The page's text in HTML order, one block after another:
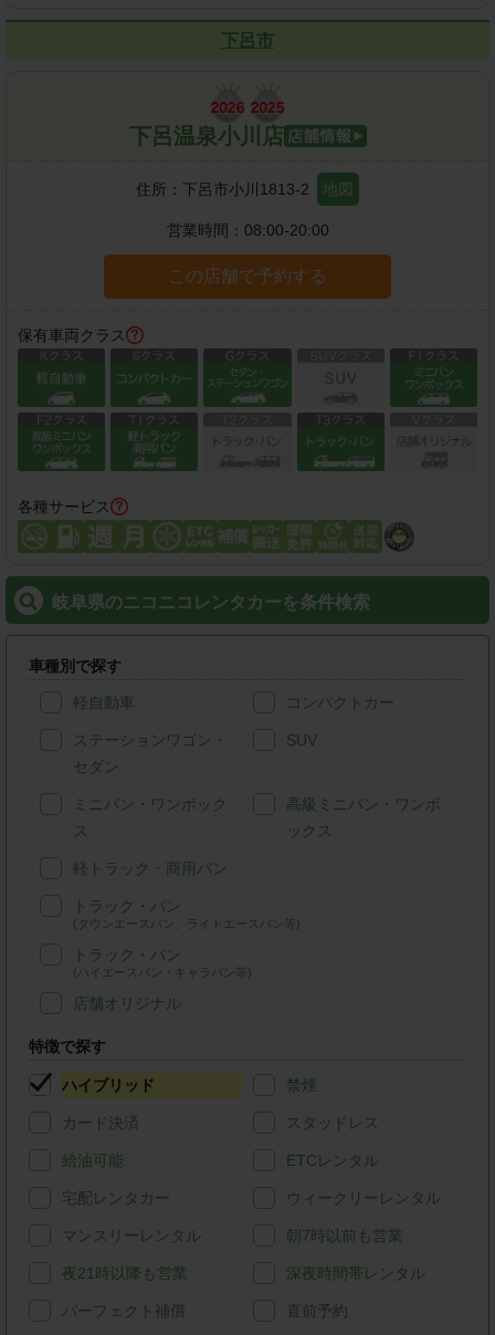
下呂市
下呂温泉小川店
住所： 下呂市小川1813-2 地図
営業時間： 08:00-20:00
この店舗で予約する
保有車両クラス
各種サービス
岐阜県のニコニコレンタカーを条件検索
車種別で探す
軽自動車 コンパクトカー
ステーションワゴン・
セダン
SUV
ミニバン・ワンボック
ス
高級ミニバン・ワンボ
ックス
軽トラック・商用バン
トラック・バン
(タウンエースバン、ライトエースバン等)
トラック・バン
(ハイエースバン・キャラバン等)
店舗オリジナル
特徴で探す
ハイブリッド 禁煙
カード決済 スタッドレス
給油可能 ETCレンタル
宅配レンタカー ウィークリーレンタル
マンスリーレンタル 朝7時以前も営業
夜21時以降も営業 深夜時間帯レンタル
パーフェクト補償 直前予約